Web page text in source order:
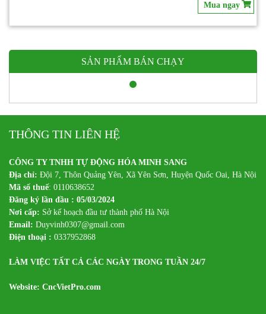
Mua ngay
SẢN PHẨM BÁN CHẠY
THÔNG TIN LIÊN HỆ
CÔNG TY TNHH TỰ ĐỘNG HÓA MINH SANG
Địa chỉ: Đội 7, Thôn Quảng Yên, Xã Yên Sơn, Huyện Quốc Oai, Hà Nội
Mã số thuế: 0110638652
Đăng ký lần đầu : 05/03/2024
Nơi cấp: Sở kế hoạch đầu tư thành phố Hà Nội
Email: Duyvinh0307@gmail.com
Điện thoại : 0337952868
LÀM VIỆC TẤT CẢ CÁC NGÀY TRONG TUẦN 24/7
Website: CncVietPro.com